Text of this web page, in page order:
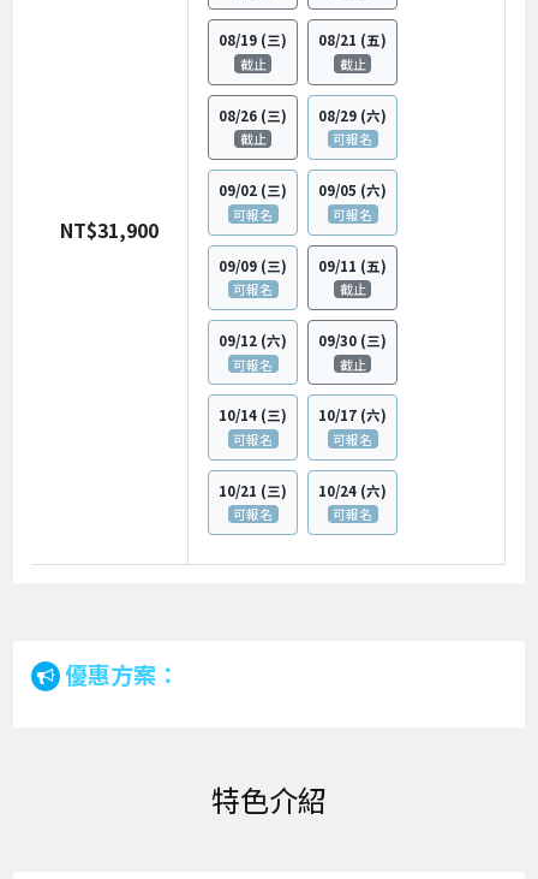
優惠方案：
特色介紹
NT$31,900
08/19 (三)
截止
08/21 (五)
截止
08/26 (三)
截止
08/29 (六)
可報名
09/02 (三)
可報名
09/05 (六)
可報名
09/09 (三)
可報名
09/11 (五)
截止
09/12 (六)
可報名
09/30 (三)
截止
10/14 (三)
可報名
10/17 (六)
可報名
10/21 (三)
可報名
10/24 (六)
可報名